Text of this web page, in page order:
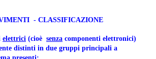
- CLASSIFICAZIONE
elettrici (cioè senza componenti elettronici)
distinti in due gruppi principali a